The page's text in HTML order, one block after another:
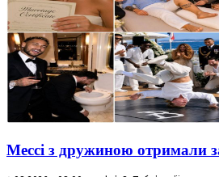
Мессі з дружиною отримали